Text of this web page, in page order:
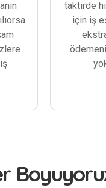
taktirde
için iş